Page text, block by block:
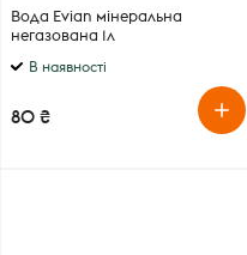
Вода Evian мінеральна
негазована 1л
В наявності
80 ₴